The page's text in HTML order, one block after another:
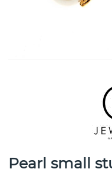
Pearl small